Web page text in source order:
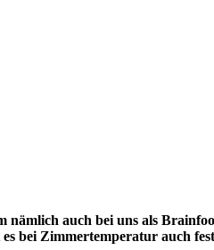
nämlich auch bei uns als
bei Zimmertemperatur auch